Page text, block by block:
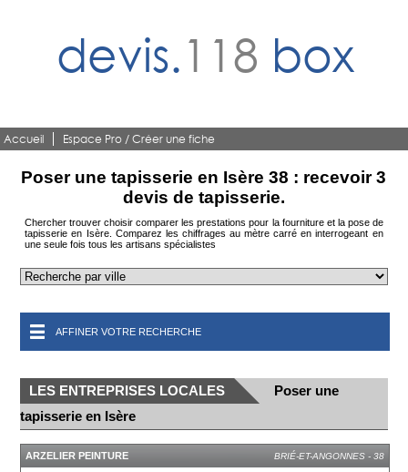
devis.118 box
Accueil Espace Pro / Créer une fiche
Poser une tapisserie en Isère 38 : recevoir 3
devis de tapisserie.
Chercher trouver choisir comparer les prestations pour la fourniture et la pose de
tapisserie en Isère. Comparez les chiffrages au mètre carré en interrogeant en
une seule fois tous les artisans spécialistes
AFFINER VOTRE RECHERCHE
LES ENTREPRISES LOCALES
Poser une
tapisserie en Isère
ARZELIER PEINTURE BRIÉ-ET-ANGONNES - 38